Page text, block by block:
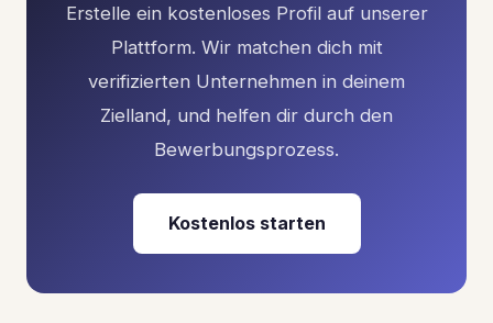
Erstelle ein kostenloses Profil auf unserer
Plattform. Wir matchen dich mit
verifizierten Unternehmen in deinem
Zielland, und helfen dir durch den
Bewerbungsprozess.
Kostenlos starten